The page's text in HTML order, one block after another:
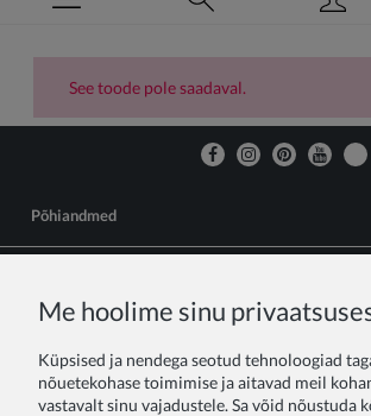
See toode pole saadaval.
Põhiandmed
Vaata saidi täisversiooni
Sklep internetowy Shoper
Me hoolime sinu
Küpsised ja nendega seotud tehnoloogiad
nõuetekohase toimimise ja aitavad meil
vastavalt sinu vajadustele. Sa võid nõustuda